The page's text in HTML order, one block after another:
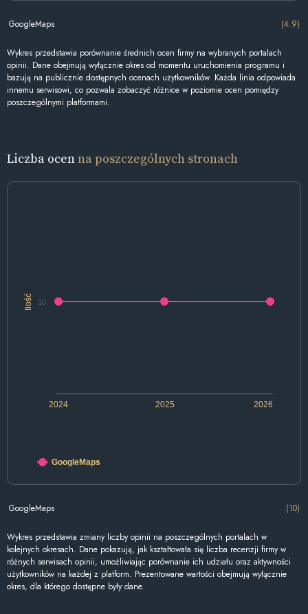
GoogleMaps (4.9)
Wykres przedstawia porównanie średnich ocen firmy na wybranych portalach
opinii. Dane obejmują wyłącznie okres od momentu uruchomienia programu i
bazują na publicznie dostępnych ocenach użytkowników. Każda linia odpowiada
innemu serwisowi, co pozwala zobaczyć różnice w poziomie ocen pomiędzy
poszczególnymi platformami.
Liczba ocenna poszczególnych stronach
Ilość
2024 2025 2026
10
GoogleMaps
GoogleMaps (10)
Wykres przedstawia zmiany liczby opinii na poszczególnych portalach w
kolejnych okresach. Dane pokazują, jak kształtowała się liczba recenzji firmy w
różnych serwisach opinii, umożliwiając porównanie ich udziału oraz aktywności
użytkowników na każdej z platform. Prezentowane wartości obejmują wyłącznie
okres, dla którego dostępne były dane.